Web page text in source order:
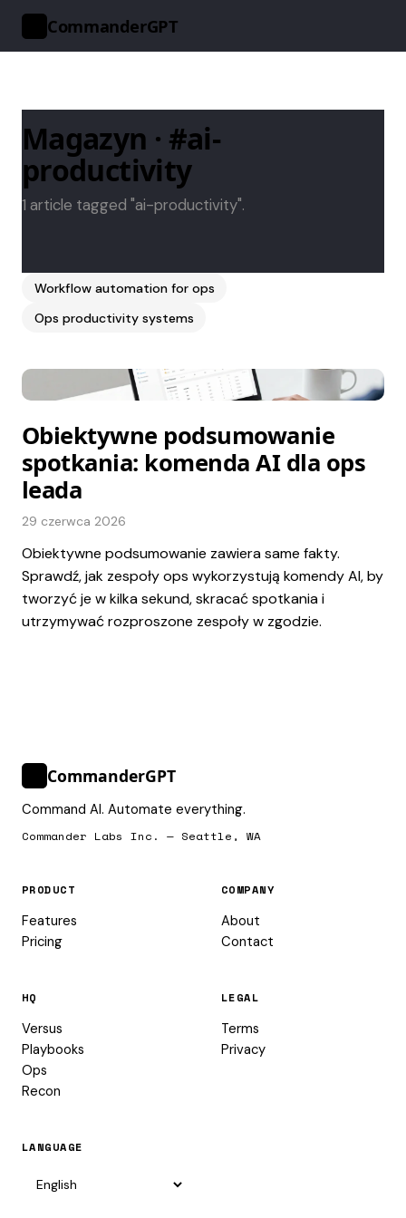
Magazyn · #ai-
productivity
1 article tagged "ai-productivity".
Workflow automation for ops
Ops productivity systems
Obiektywne podsumowanie
spotkania: komenda AI dla ops
leada
29 czerwca 2026
Obiektywne podsumowanie zawiera same fakty.
Sprawdź, jak zespoły ops wykorzystują komendy AI, by
tworzyć je w kilka sekund, skracać spotkania i
utrzymywać rozproszone zespoły w zgodzie.
CommanderGPT
CommanderGPT
Command AI. Automate everything.
Commander Labs Inc. — Seattle, WA
PRODUCT
Features
Pricing
COMPANY
About
Contact
HQ
Versus
Playbooks
Ops
Recon
LEGAL
Terms
Privacy
LANGUAGE